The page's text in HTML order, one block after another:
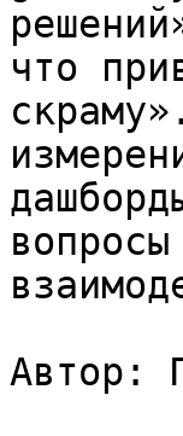
что
Автор: